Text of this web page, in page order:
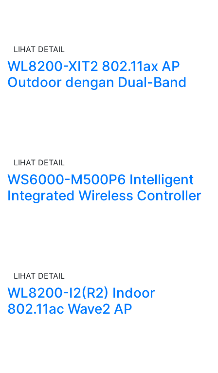
LIHAT DETAIL
WL8200-XIT2 802.11ax AP
Outdoor dengan Dual-Band
LIHAT DETAIL
WS6000-M500P6 Intelligent
Integrated Wireless Controller
LIHAT DETAIL
WL8200-I2(R2) Indoor
802.11ac Wave2 AP